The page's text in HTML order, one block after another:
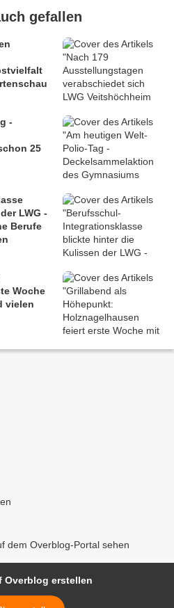
gefallen
-
25
LWG -
Berufe
Woche
vielen
dem Overblog-Portal sehen
Overblog erstellen